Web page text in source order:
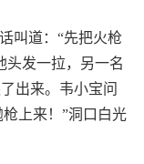
叫道：“先把火枪
头发一拉，另一名
出来。韦小宝问
上来！”洞口白光